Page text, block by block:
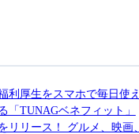
利厚生をスマホで毎日使
「TUNAGベネフィット」
リリース！ グルメ、映画